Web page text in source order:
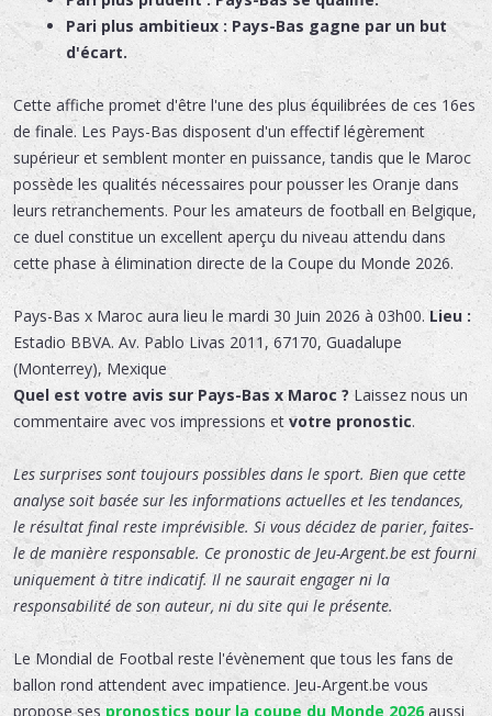
Pari plus ambitieux : Pays-Bas gagne par un but
d'écart.
Cette affiche promet d'être l'une des plus équilibrées de ces 16es
de finale. Les Pays-Bas disposent d'un effectif légèrement
supérieur et semblent monter en puissance, tandis que le Maroc
possède les qualités nécessaires pour pousser les Oranje dans
leurs retranchements. Pour les amateurs de football en Belgique,
ce duel constitue un excellent aperçu du niveau attendu dans
cette phase à élimination directe de la Coupe du Monde 2026.
Pays-Bas x Maroc aura lieu lemardi 30 Juin 2026 à 03h00. Lieu :
Estadio BBVA. Av. Pablo Livas 2011, 67170, Guadalupe
(Monterrey), Mexique
Quel est votre avis sur Pays-Bas x Maroc ?Laissez nous un
commentaire avec vos impressions et votre pronostic.
Les surprises sont toujours possibles dans le sport. Bien que cette
analyse soit basée sur les informations actuelles et les tendances,
le résultat final reste imprévisible. Si vous décidez de parier, faites-
le de manière responsable. Ce pronostic de Jeu-Argent.be est fourni
uniquement à titre indicatif. Il ne saurait engager ni la
responsabilité de son auteur, ni du site qui le présente.
Le Mondial de Footbal reste l'évènement que tous les fans de
ballon rond attendent avec impatience. Jeu-Argent.be vous
propose sespronostics pour la coupe du Monde 2026aussi